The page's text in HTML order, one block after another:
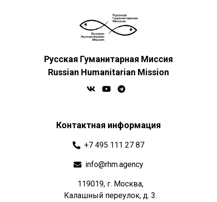
Русская Гуманитарная Миссия
Russian Humanitarian Mission
Контактная информация
+7 495 111 27 87
info@rhm.agency
119019, г. Москва,
Калашный переулок, д. 3.